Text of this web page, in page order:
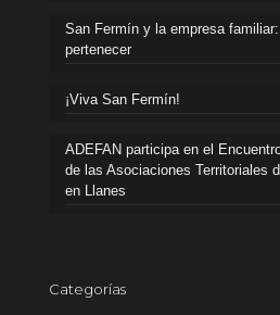
San Fermín y la empresa
pertenecer
¡Viva San Fermín!
ADEFAN participa en el
de las Asociaciones Territoriales
en Llanes
Categorías